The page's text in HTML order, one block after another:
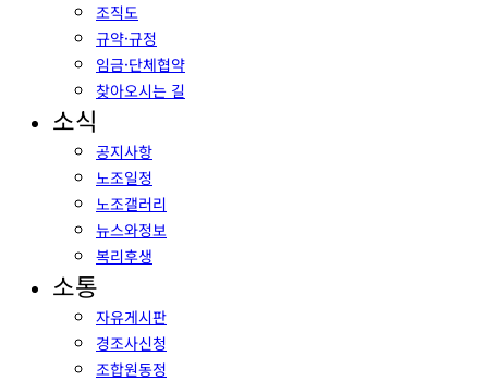
조직도
규약·규정
임금·단체협약
찾아오시는 길
소식
공지사항
노조일정
노조갤러리
뉴스와정보
복리후생
소통
자유게시판
경조사신청
조합원동정